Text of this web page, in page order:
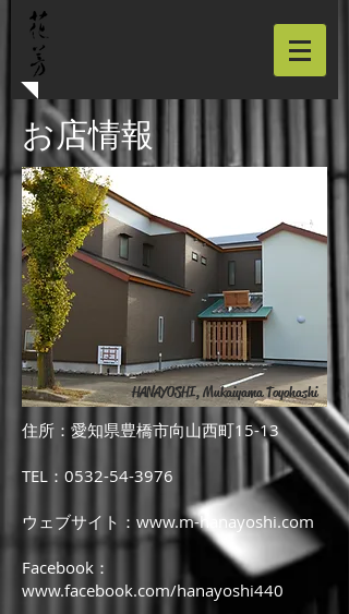
お店情報
HANAYOSHI, Mukaiyama Toyohashi
住所：愛知県豊橋市向山西町15-13
TEL：0532-54-3976
ウェブサイト： www.m-hanayoshi.com
Facebook：
www.facebook.com/hanayoshi440